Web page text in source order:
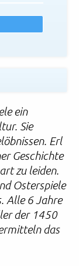
ein
Sie
Erl
Geschichte
zu leiden.
Osterspiele
Alle 6 Jahre
der 1450
das